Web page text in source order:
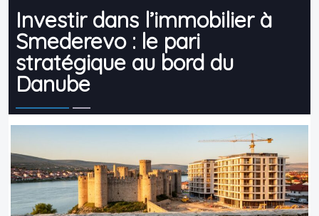
Investir dans l’immobilier à
Smederevo : le pari
stratégique au bord du
Danube